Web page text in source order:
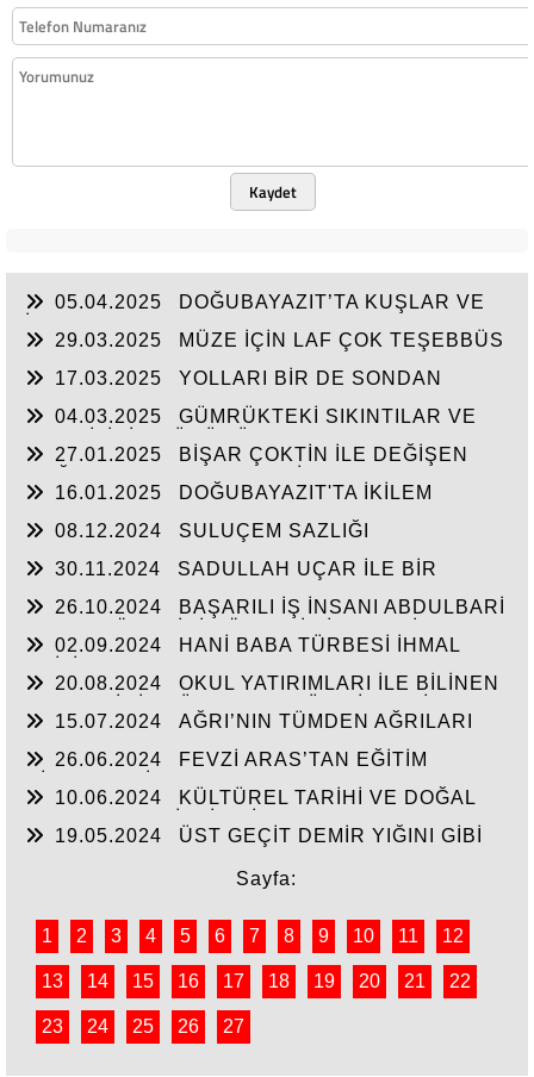
Kaydet
05.04.2025
DOĞUBAYAZIT’TA KUŞLAR VE
29.03.2025
MÜZE İÇİN LAF ÇOK TEŞEBBÜS
17.03.2025
YOLLARI BİR DE SONDAN
04.03.2025
GÜMRÜKTEKİ SIKINTILAR VE
27.01.2025
BİŞAR ÇOKTİN İLE DEĞİŞEN
16.01.2025
DOĞUBAYAZIT'TA İKİLEM
08.12.2024
SULUÇEM SAZLIĞI
30.11.2024
SADULLAH UÇAR İLE BİR
26.10.2024
BAŞARILI İŞ İNSANI ABDULBARİ
02.09.2024
HANİ BABA TÜRBESİ İHMAL
20.08.2024
OKUL YATIRIMLARI İLE BİLİNEN
YASUBUĞA İLE PORTRE…
15.07.2024
AĞRI’NIN TÜMDEN AĞRILARI
26.06.2024
FEVZİ ARAS’TAN EĞİTİM
10.06.2024
KÜLTÜREL TARİHİ VE DOĞAL
19.05.2024
ÜST GEÇİT DEMİR YIĞINI GİBİ
Sayfa:
1 2 3 4 5 6 7 8 9 10 11 12
13 14 15 16 17 18 19 20 21 22
23 24 25 26 27